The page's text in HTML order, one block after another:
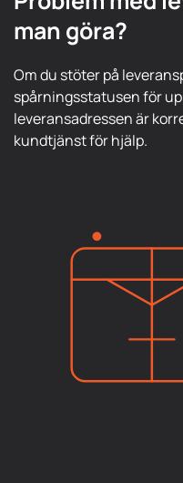
man göra?
Om du stöter på
spårningsstatusen för
leveransadressen är
kundtjänst för hjälp.